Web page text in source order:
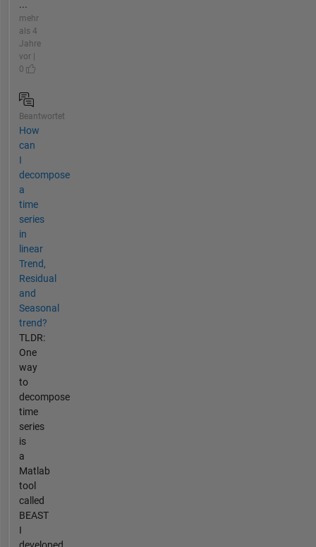
...
mehr
als 4
Jahre
vor |
0
Beantwortet
How
can
I
decompose
a
time
series
in
linear
Trend,
Residual
and
Seasonal
trend?
TLDR:
One
way
to
decompose
time
series
is
a
Matlab
tool
called
BEAST
I
developed.